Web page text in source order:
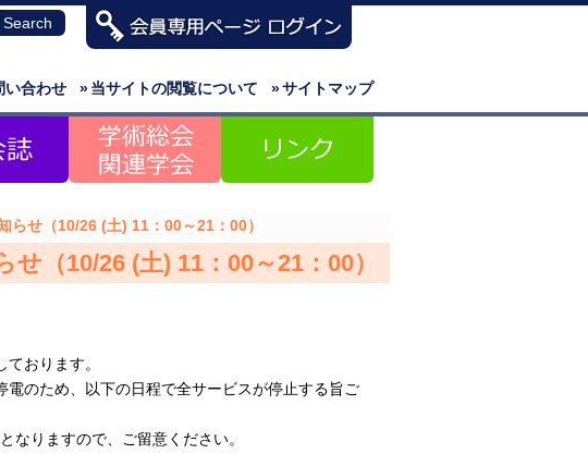
»サイトマップ
»当サイトの閲覧について
い合わせ
らせ（10/26 (土) 11：00～21：00）
（10/26 (土) 11：00～21：00）
おります。
のため、以下の日程で全サービスが停止する旨ご
なりますので、ご留意ください。